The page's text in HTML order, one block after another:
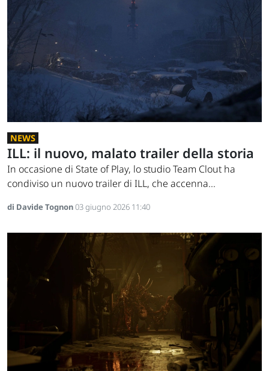
NEWS
ILL: il nuovo, malato trailer della storia
In occasione di State of Play, lo studio Team Clout ha
condiviso un nuovo trailer di ILL, che accenna...
di Davide Tognon03 giugno 2026 11:40